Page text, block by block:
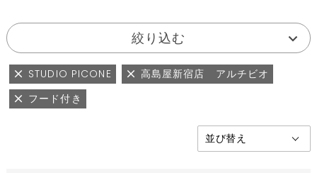
絞り込む
STUDIO PICONE
高島屋新宿店 アルチビオ
フード付き